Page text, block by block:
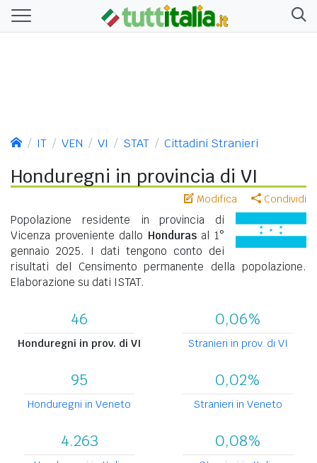
IT VEN VI STAT Cittadini Stranieri
Honduregni in provincia di VI
Modifica Condividi
Popolazione residente in provincia di
Vicenza proveniente dallo Hondurasal 1°
gennaio 2025. I dati tengono conto dei
risultati del Censimento permanente della popolazione.
Elaborazione su dati ISTAT.
46
Honduregni in prov. di VI
0,06%
Stranieri in prov. di VI
95
Honduregni in Veneto
0,02%
Stranieri in Veneto
4.263 0,08%